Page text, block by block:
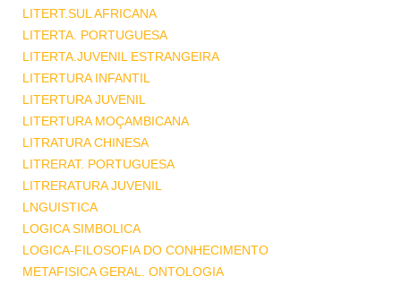
LITERT.SUL AFRICANA
LITERTA. PORTUGUESA
LITERTA.JUVENIL ESTRANGEIRA
LITERTURA INFANTIL
LITERTURA JUVENIL
LITERTURA MOÇAMBICANA
LITRATURA CHINESA
LITRERAT. PORTUGUESA
LITRERATURA JUVENIL
LNGUISTICA
LOGICA SIMBOLICA
LOGICA-FILOSOFIA DO CONHECIMENTO
METAFISICA GERAL. ONTOLOGIA